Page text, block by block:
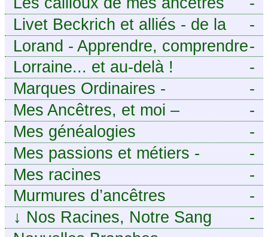
-
Livet Beckrich et alliés - de la
généalogie à l’écriture.
-
Lorand - Apprendre, comprendre
et transmettre pour exister.
(Descartes)
-
Lorraine... et au-delà !
-
Marques Ordinaires -
Généalogie de Moselle et
d’ailleurs
-
Mes Ancêtres, et moi –
Découvrez mes aïeux en Ille-et-
Vilaine et ailleurs
-
Mes généalogies
-
Mes passions et métiers -
Généalogie et Tir à l’Arc
-
Mes racines
-
Murmures d’ancêtres
-
↓ Nos Racines, Notre Sang